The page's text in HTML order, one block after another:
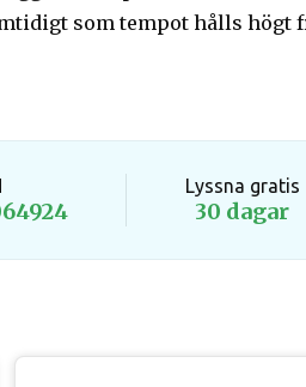
som tempot hålls högt
Lyssna gratis
30 dagar